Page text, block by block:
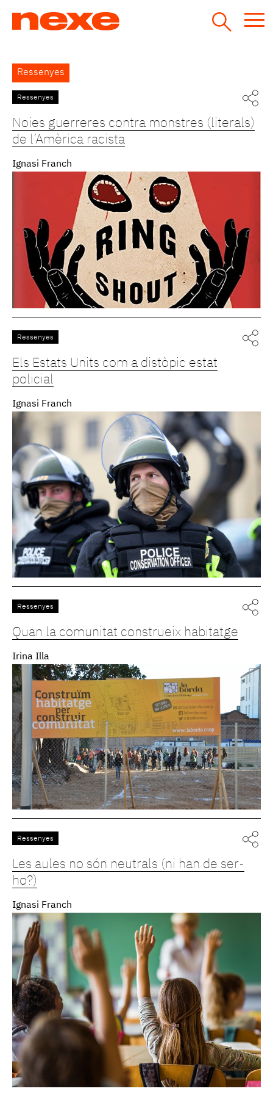
Back
to
top
Ressenyes
Ressenyes
Noies guerreres contra monstres (literals)
de l’Amèrica racista
Ignasi Franch
Ressenyes
Els Estats Units com a distòpic estat
policial
Ignasi Franch
Ressenyes
Quan la comunitat construeix habitatge
Irina Illa
Ressenyes
Les aules no són neutrals (ni han de ser-
ho?)
Ignasi Franch
Pàgines